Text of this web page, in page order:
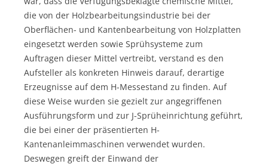
die von der Holzbearbeitungsindustrie bei der
Oberflächen- und Kantenbearbeitung von Holzplatten
eingesetzt werden sowie Sprühsysteme zum
Auftragen dieser Mittel vertreibt, verstand es den
Aufsteller als konkreten Hinweis darauf, derartige
Erzeugnisse auf dem H-Messestand zu finden. Auf
diese Weise wurden sie gezielt zur angegriffenen
Ausführungsform und zur J-Sprüheinrichtung geführt,
die bei einer der präsentierten H-
Kantenanleimmaschinen verwendet wurden.
Deswegen greift der Einwand der